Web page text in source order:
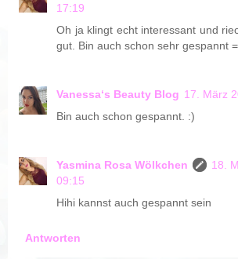
17:19
Oh ja klingt echt interessant und
gut. Bin auch schon sehr gespannt
Vanessa‘s Beauty Blog 17. März
Bin auch schon gespannt. :)
Yasmina Rosa Wölkchen
18.
09:15
Hihi kannst auch gespannt sein
Antworten